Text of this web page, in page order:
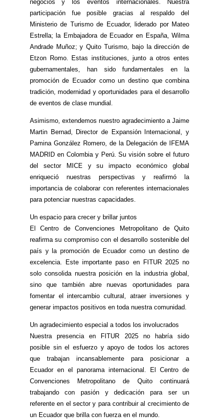
negocios y los eventos internacionales. Nuestra
participación fue posible gracias al respaldo del
Ministerio de Turismo de Ecuador, liderado por Mateo
Estrella; la Embajadora de Ecuador en España, Wilma
Andrade Muñoz; y Quito Turismo, bajo la dirección de
Etzon Romo. Estas instituciones, junto a otros entes
gubernamentales, han sido fundamentales en la
promoción de Ecuador como un destino que combina
tradición, modernidad y oportunidades para el desarrollo
de eventos de clase mundial.
Asimismo, extendemos nuestro agradecimiento a Jaime
Martin Bernad, Director de Expansión Internacional, y
Pamina González Romero, de la Delegación de IFEMA
MADRID en Colombia y Perú. Su visión sobre el futuro
del sector MICE y su impacto económico global
enriqueció nuestras perspectivas y reafirmó la
importancia de colaborar con referentes internacionales
para potenciar nuestras capacidades.
Un espacio para crecer y brillar juntos
El Centro de Convenciones Metropolitano de Quito
reafirma su compromiso con el desarrollo sostenible del
país y la promoción de Ecuador como un destino de
excelencia. Este importante paso en FITUR 2025 no
solo consolida nuestra posición en la industria global,
sino que también abre nuevas oportunidades para
fomentar el intercambio cultural, atraer inversiones y
generar impactos positivos en toda nuestra comunidad.
Un agradecimiento especial a todos los involucrados
Nuestra presencia en FITUR 2025 no habría sido
posible sin el esfuerzo y apoyo de todos los actores
que trabajan incansablemente para posicionar a
Ecuador en el panorama internacional. El Centro de
Convenciones Metropolitano de Quito continuará
trabajando con pasión y dedicación para ser un
referente en el sector y para contribuir al crecimiento de
un Ecuador que brilla con fuerza en el mundo.